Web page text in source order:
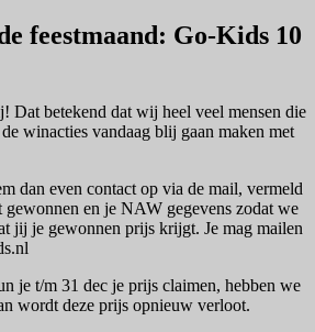
feestmaand: Go-Kids 10
Dat betekend dat wij heel veel mensen die
winacties vandaag blij gaan maken met
dan even contact op via de mail, vermeld
en je NAW gegevens zodat we
jij je gewonnen prijs krijgt. Je mag mailen
je t/m 31 dec je prijs claimen, hebben we
wordt deze prijs opnieuw verloot.